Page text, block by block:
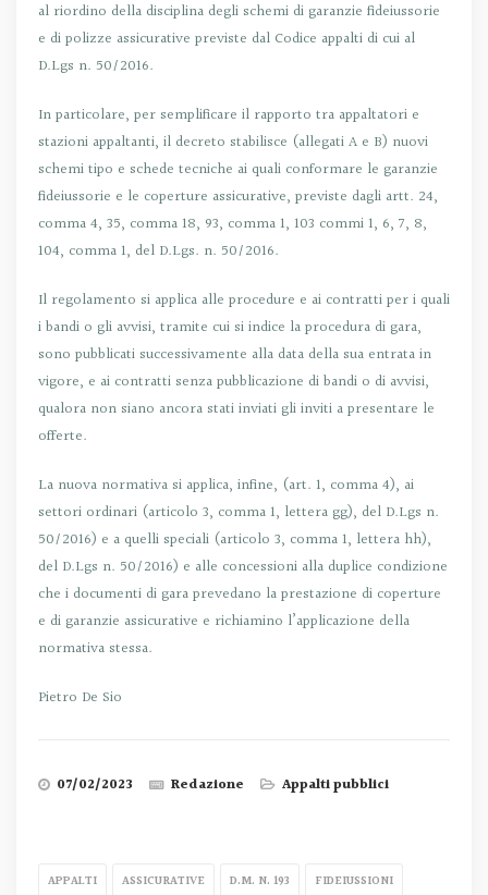
al riordino della disciplina degli schemi di garanzie fideiussorie
e di polizze assicurative previste dal Codice appalti di cui al
D.Lgs n. 50/2016.
In particolare, per semplificare il rapporto tra appaltatori e
stazioni appaltanti, il decreto stabilisce (allegati A e B) nuovi
schemi tipo e schede tecniche ai quali conformare le garanzie
fideiussorie e le coperture assicurative, previste dagli artt. 24,
comma 4, 35, comma 18, 93, comma 1, 103 commi 1, 6, 7, 8,
104, comma 1, del D.Lgs. n. 50/2016.
Il regolamento si applica alle procedure e ai contratti per i quali
i bandi o gli avvisi, tramite cui si indice la procedura di gara,
sono pubblicati successivamente alla data della sua entrata in
vigore, e ai contratti senza pubblicazione di bandi o di avvisi,
qualora non siano ancora stati inviati gli inviti a presentare le
offerte.
La nuova normativa si applica, infine, (art. 1, comma 4), ai
settori ordinari (articolo 3, comma 1, lettera gg), del D.Lgs n.
50/2016) e a quelli speciali (articolo 3, comma 1, lettera hh),
del D.Lgs n. 50/2016) e alle concessioni alla duplice condizione
che i documenti di gara prevedano la prestazione di coperture
e di garanzie assicurative e richiamino l’applicazione della
normativa stessa.
Pietro De Sio
07/02/2023 Redazione Appalti pubblici
APPALTI ASSICURATIVE D.M. N. 193 FIDEIUSSIONI